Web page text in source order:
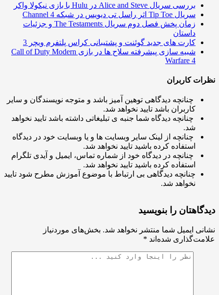
بررسی سریال Alice and Steve در Hulu با بازی نیکولا واکر
سریال Tip Toe اثر راسل تی دیویس در شبکه Channel 4
زمان پخش فصل دوم سریال The Testaments و جزئیات
داستان
کارت های جدید گوئنت و پشتیبانی کراس پلتفرم ویچر 3
شبیه سازی پیشرفته سلاح ها در بازی Call of Duty Modern
Warfare 4
کاربران
چنانچه دیدگاهی توهین آمیز باشد و متوجه نویسندگان و سایر
کاربران باشد تایید نخواهد شد.
چنانچه دیدگاه شما جنبه ی تبلیغاتی داشته باشد تایید نخواهد
چنانچه از لینک سایر وبسایت ها و یا وبسایت خود در دیدگاه
استفاده کرده باشید تایید نخواهد شد.
چنانچه در دیدگاه خود از شماره تماس، ایمیل و آیدی تلگرام
استفاده کرده باشید تایید نخواهد شد.
چنانچه دیدگاهی بی ارتباط با موضوع آموزش مطرح شود تایید
نخواهد شد.
را بنویسید
ایمیل شما منتشر نخواهد شد. بخش‌های موردنیاز
شده‌اند*